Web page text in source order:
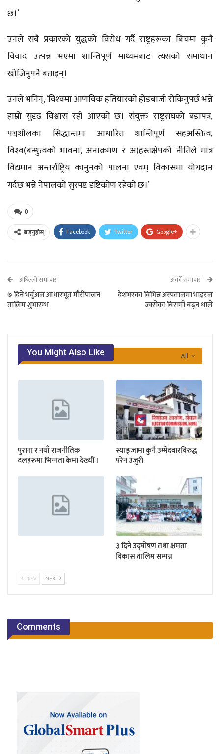
छ।’
उनले सबै प्रकारको युद्धको विरोध गर्दै राष्ट्रहरूका बिचमा कुनै
विवाद उत्पन्न भएमा शान्तिपूर्ण माध्यमबाट त्यसको समाधान
खोजिनुपर्ने बताइन्।
उनले भनिन्, ‘विश्‍वमा आणविक हतियारको होडबाजी रोकिनुपर्छ भन्ने
हाम्रो सुदृढ विश्वास रही आएको छ। संयुक्त राष्ट्रसंघको बडापत्र,
पञ्चशीलका सिद्धान्तमा आधारित शान्तिपूर्ण सहअस्तित्व,
विश्‍व(बन्धुत्वको भावना, अनाक्रमण र अ(हस्तक्षेपको नीतिले मात्र
विद्यमान अन्तर्राष्ट्रिय कानुनको पालना एवम् विकासमा योगदान
गर्दछ भन्ने नेपालको सुस्पष्ट दृष्टिकोण रहेको छ।’
0
बाड्नुहोस् Facebook Twitter Google+
अघिल्लो समाचार
७ दिने भर्चुअल आधारभूत मौरीपालन
तालिम शुभारम्भ
अर्को समाचार
देशभरका विभिन्न अस्पतालमा भाइरल
ज्वरोका बिरामी बढ्न थाले
All
You Might Also Like
पुराना र नयाँ राजनीतिक
दलहरूमा भिन्‍नता केमा देख्यौँ ।
स्याङ्जामा कुनै उम्मेदवारविरुद्ध
परेन उजुरी
३ दिने उद्घोषण तथा क्षमता
विकास तालिम सम्पन्न
PREV NEXT
Comments